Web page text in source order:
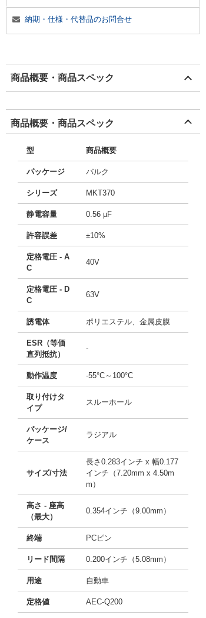
納期・仕様・代替品のお問合せ
商品概要・商品スペック
商品概要・商品スペック
型 商品概要
パッケージ バルク
シリーズ MKT370
静電容量 0.56 µF
許容誤差 ±10%
定格電圧 - A
C
40V
定格電圧 - D
C
63V
誘電体 ポリエステル、金属皮膜
ESR（等価
直列抵抗）
-
動作温度 -55°C～100°C
取り付けタ
イプ
スルーホール
パッケージ/
ケース
ラジアル
サイズ/寸法
長さ0.283インチ x 幅0.177
インチ（7.20mm x 4.50m
m）
高さ - 座高
（最大）
0.354インチ（9.00mm）
終端 PCピン
リード間隔 0.200インチ（5.08mm）
用途 自動車
定格値 AEC-Q200